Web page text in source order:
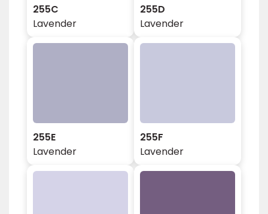
255C
Lavender
255D
Lavender
255E
Lavender
255F
Lavender